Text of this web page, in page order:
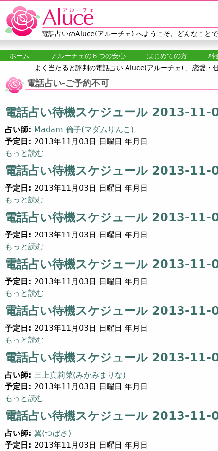
Jump to navigation
電話占いのAluce(アルーチェ) へようこそ。どんなこと
メインメニュー
ホーム アルーチェの６つの安心 はじめての方
料
よく当たると評判の電話占い Aluce(アルーチェ) 、恋愛・
電話占い-ご予約不可
電話占い待機スケジュール 2013-
占い師: Madam 倫子(マダムりんこ)
予定日: 2013年11月03日 日曜日 年月日
電話占い待機スケジュール 2013-11-03 (2) について
もっと読む
電話占い待機スケジュール 2013-
予定日: 2013年11月03日 日曜日 年月日
電話占い待機スケジュール 2013-11-03 (13) について
もっと読む
電話占い待機スケジュール 2013-
予定日: 2013年11月03日 日曜日 年月日
電話占い待機スケジュール 2013-11-03 (17) について
もっと読む
電話占い待機スケジュール 2013-
予定日: 2013年11月03日 日曜日 年月日
電話占い待機スケジュール 2013-11-03 (15) について
もっと読む
電話占い待機スケジュール 2013-
予定日: 2013年11月03日 日曜日 年月日
電話占い待機スケジュール 2013-11-03 (12) について
もっと読む
電話占い待機スケジュール 2013-
占い師: 三上真莉菜(みかみまりな)
予定日: 2013年11月03日 日曜日 年月日
電話占い待機スケジュール 2013-11-03 (16) について
もっと読む
電話占い待機スケジュール 2013-
占い師: 翼(つばさ)
予定日: 2013年11月03日 日曜日 年月日